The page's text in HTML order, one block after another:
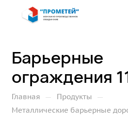
Барьерные
ограждения
Главная — Продукты —
Металлические барьерные